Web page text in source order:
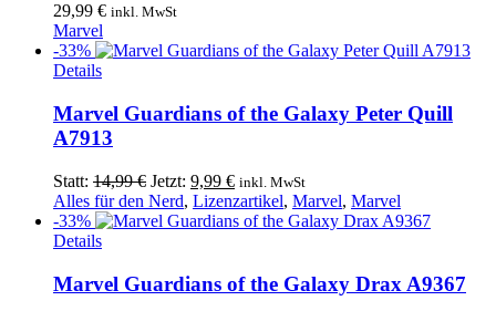
29,99 € inkl. MwSt
Marvel
-33%
Details
Marvel Guardians of the Galaxy Peter Quill
A7913
Statt: 14,99€ Ursprünglicher
Preis
war:
Jetzt: 9,99 €Aktueller
Preis
ist:
inkl. MwSt
Alles für den Nerd, Lizenzartikel, Marvel, Marvel
-33%
Details
Marvel Guardians of the Galaxy Drax A9367